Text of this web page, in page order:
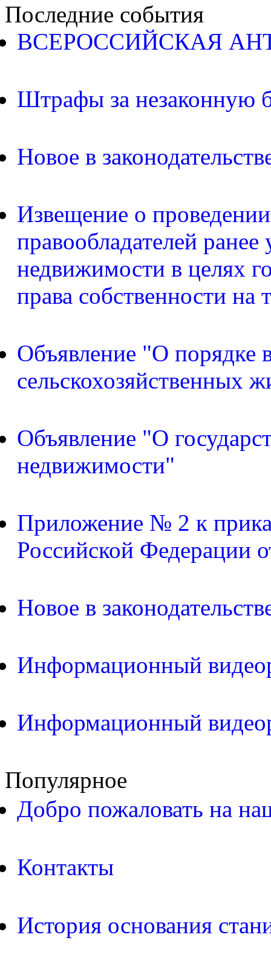
Последние события
ВСЕРОССИЙСКАЯ
Штрафы за незаконную
Новое в
Извещение о
правообладателей
недвижимости в целях
права собственности
Объявление "О порядке
сельскохозяйственных
Объявление "О
недвижимости"
Приложение № 2 к
Российской Федерации
Новое в
Информационный
Информационный
Популярное
Добро пожаловать на
Контакты
История основания